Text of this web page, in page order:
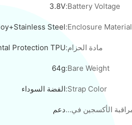
Battery Voltage:
3.8V
Enclosure Material:
Steel
مادة الحزام:Protection TPU
Bare Weight:
64g
Strap Color: الفضة السوداء
مراقبة الأكسجين في الدم:دعم